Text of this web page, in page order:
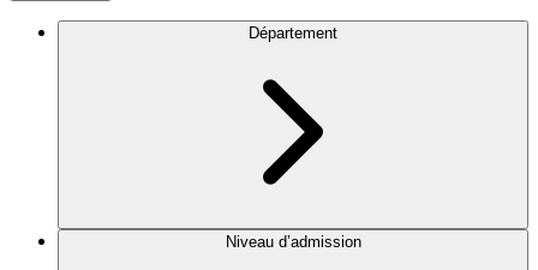
Département
Niveau d’admission